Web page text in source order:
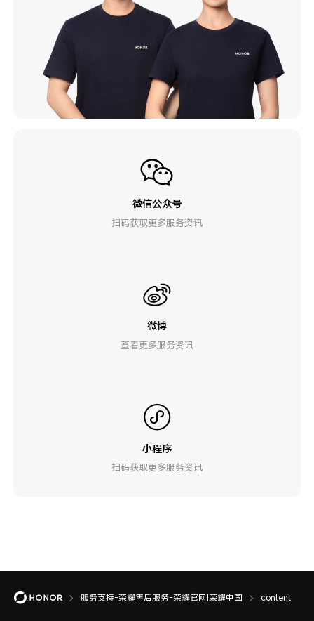
微信公众号
扫码获取更多服务资讯
微博
查看更多服务资讯
小程序
扫码获取更多服务资讯
服务支持-荣耀售后服务-荣耀官网|荣耀中国 content